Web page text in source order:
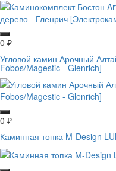
0 ₽
Угловой камин Арочный
Fobos/Magestic - Glenrich]
0 ₽
Каминная топка M-Design